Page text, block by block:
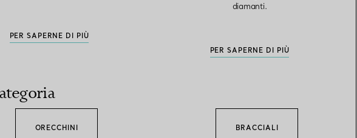
PER SAPERNE DI PIÙ
diamanti.
PER SAPERNE DI PIÙ
ORECCHINI BRACCIALI